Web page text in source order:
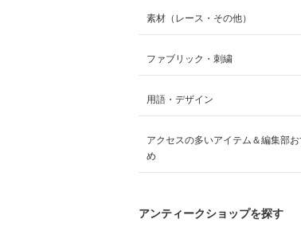
素材（レース・その他）
ファブリック・刺繍
用語・デザイン
アクセスの多いアイテム＆編集部
め
アンティークショップを探す